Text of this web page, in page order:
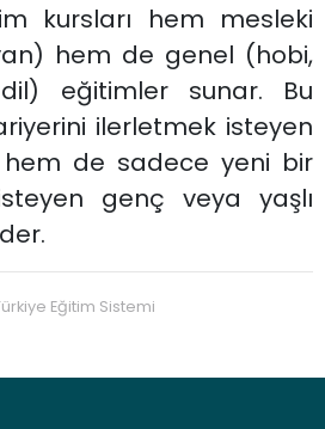
kursları hem mesleki
hem de genel (hobi,
eğitimler sunar. Bu
ilerletmek isteyen
hem de sadece yeni bir
genç veya yaşlı
Eğitim Sistemi